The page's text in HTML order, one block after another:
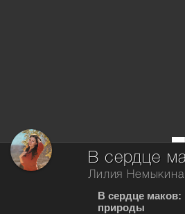
В сердце
Лилия Немыкина
В сердце маков:
природы